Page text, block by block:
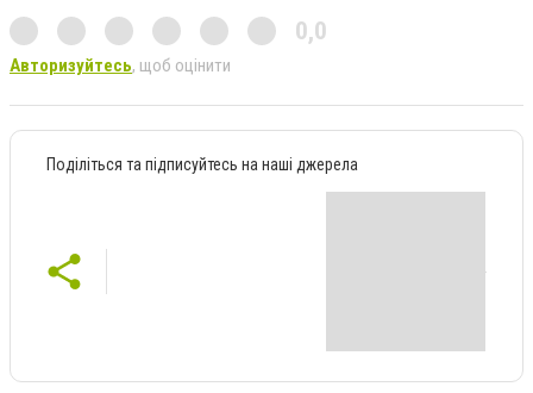
0,0
Авторизуйтесь, щоб оцінити
Поділіться та підписуйтесь на наші джерела